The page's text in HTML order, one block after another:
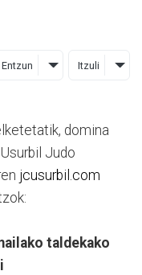
Entzun Itzuli
domina
Judo
jcusurbil.com
taldekako